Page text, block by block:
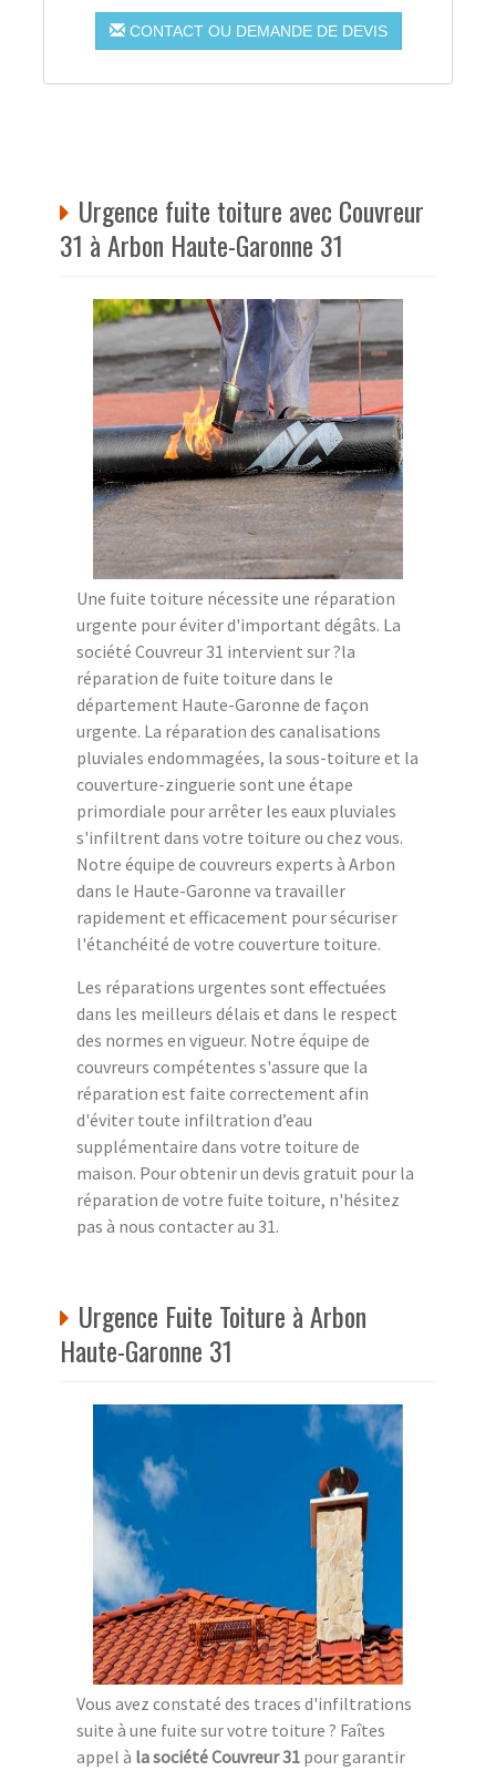
CONTACT OU DEMANDE DE DEVIS
Urgence fuite toiture avec Couvreur
31 à Arbon Haute-Garonne 31
Une fuite toiture nécessite une réparation
urgente pour éviter d'important dégâts. La
société Couvreur 31 intervient sur ?la
réparation de fuite toiture dans le
département Haute-Garonne de façon
urgente. La réparation des canalisations
pluviales endommagées, la sous-toiture et la
couverture-zinguerie sont une étape
primordiale pour arrêter les eaux pluviales
s'infiltrent dans votre toiture ou chez vous.
Notre équipe de couvreurs experts à Arbon
dans le Haute-Garonne va travailler
rapidement et efficacement pour sécuriser
l'étanchéité de votre couverture toiture.
Les réparations urgentes sont effectuées
dans les meilleurs délais et dans le respect
des normes en vigueur. Notre équipe de
couvreurs compétentes s'assure que la
réparation est faite correctement afin
d'éviter toute infiltration d’eau
supplémentaire dans votre toiture de
maison. Pour obtenir un devis gratuit pour la
réparation de votre fuite toiture, n'hésitez
pas à nous contacter au 31.
Urgence Fuite Toiture à Arbon
Haute-Garonne 31
Vous avez constaté des traces d'infiltrations
suite à une fuite sur votre toiture ? Faîtes
appel à la société Couvreur 31 pour garantir